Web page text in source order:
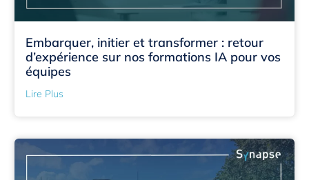
Embarquer, initier et transformer : retour
d’expérience sur nos formations IA pour vos
équipes
Lire Plus